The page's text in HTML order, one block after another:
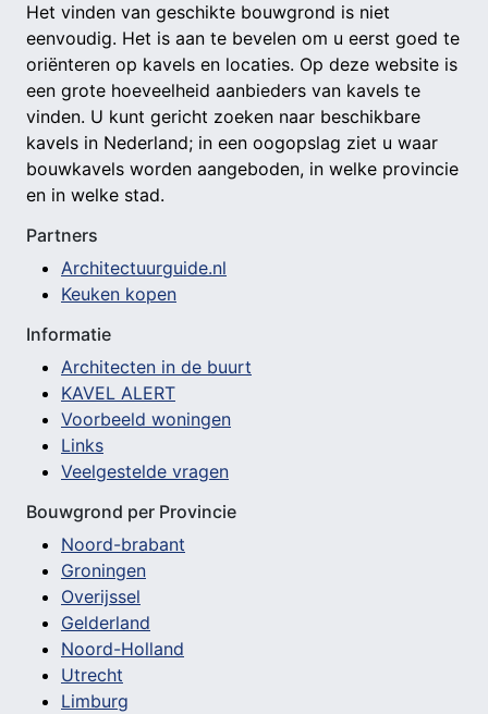
Het vinden van geschikte bouwgrond is niet
eenvoudig. Het is aan te bevelen om u eerst goed te
oriënteren op kavels en locaties. Op deze website is
een grote hoeveelheid aanbieders van kavels te
vinden. U kunt gericht zoeken naar beschikbare
kavels in Nederland; in een oogopslag ziet u waar
bouwkavels worden aangeboden, in welke provincie
en in welke stad.
Partners
Architectuurguide.nl
Keuken kopen
Informatie
Architecten in de buurt
KAVEL ALERT
Voorbeeld woningen
Links
Veelgestelde vragen
Bouwgrond per Provincie
Noord-brabant
Groningen
Overijssel
Gelderland
Noord-Holland
Utrecht
Limburg